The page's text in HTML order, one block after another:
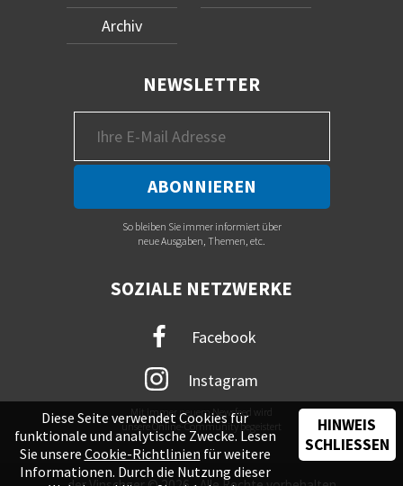
Archiv
NEWSLETTER
So bleiben Sie immer informiert über
neue Ausgaben, Themen, etc.
SOZIALE NETZWERKE
Facebook
Instagram
Mit immer neuem Newsfeed wird
unsere Online-Community begeistert
Diese Seite verwendet Cookies für
funktionale und analytische Zwecke. Lesen
Sie unsere Cookie-Richtlinien für weitere
Informationen. Durch die Nutzung dieser
HINWEIS
SCHLIESSEN